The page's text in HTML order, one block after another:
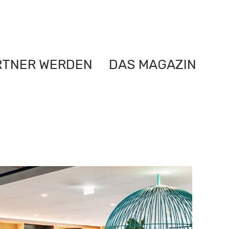
WERDEN DAS MAGAZIN